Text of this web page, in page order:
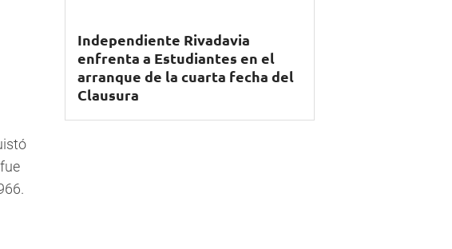
Independiente Rivadavia
enfrenta a Estudiantes en el
arranque de la cuarta fecha del
Clausura